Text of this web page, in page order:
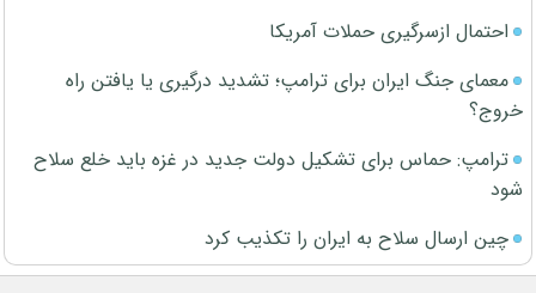
احتمال ازسرگیری حملات آمریکا
معمای جنگ ایران برای ترامپ؛ تشدید درگیری یا یافتن راه
خروج؟
ترامپ: حماس برای تشکیل دولت جدید در غزه باید خلع سلاح
شود
چین ارسال سلاح به ایران را تکذیب کرد